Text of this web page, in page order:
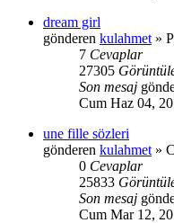
dream girl
gönderen kulahmet »
7 Cevaplar
27305
Son mesaj
Cum Haz 04,
une fille sözleri
gönderen kulahmet »
0 Cevaplar
25833
Son mesaj
Cum Mar 12,